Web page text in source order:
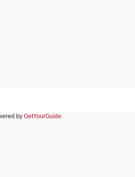
by GetYourGuide